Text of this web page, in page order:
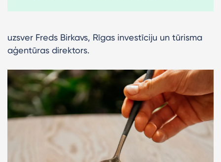
uzsver Freds Birkavs, Rīgas investīciju un tūrisma
aģentūras direktors.